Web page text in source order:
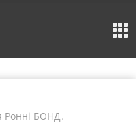
Ронні БОНД.